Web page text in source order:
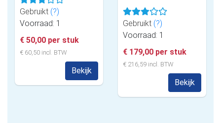
Gebruikt (?)
Voorraad: 1
€ 50,00 per stuk
€ 60,50 incl. BTW
Bekijk
Gebruikt (?)
Voorraad: 1
€ 179,00 per stuk
€ 216,59 incl. BTW
Bekijk